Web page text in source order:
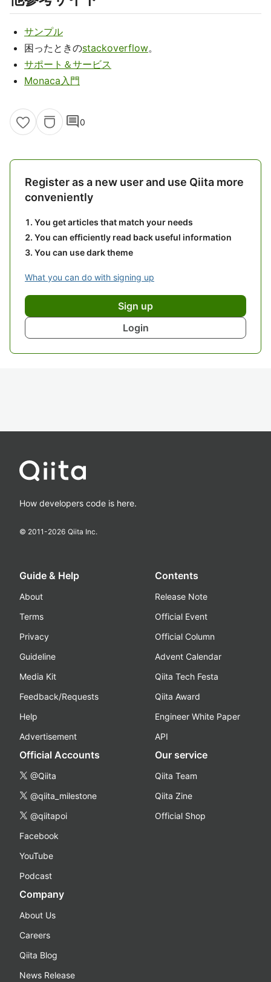
サンプル
困ったときのstackoverflow。
サポート＆サービス
Monaca入門
comment0
Register as a new user and use Qiita more
conveniently
You get articles that match your needs
You can efficiently read back useful information
You can use dark theme
What you can do with signing up
Sign up
Login
How developers code is here.
© 2011-2026 Qiita Inc.
Guide & Help
About
Terms
Privacy
Guideline
Media Kit
Feedback/Requests
Help
Advertisement
Contents
Release Note
Official Event
Official Column
Advent Calendar
Qiita Tech Festa
Qiita Award
Engineer White Paper
API
Official Accounts
@Qiita
@qiita_milestone
@qiitapoi
Facebook
YouTube
Podcast
Our service
Qiita Team
Qiita Zine
Official Shop
Company
About Us
Careers
Qiita Blog
News Release